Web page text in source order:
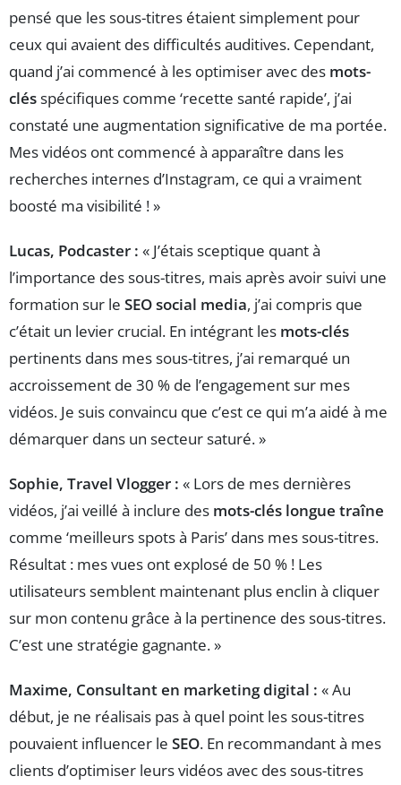
pensé que les sous-titres étaient simplement pour
ceux qui avaient des difficultés auditives. Cependant,
quand j’ai commencé à les optimiser avec des mots-
clésspécifiques comme ‘recette santé rapide’, j’ai
constaté une augmentation significative de ma portée.
Mes vidéos ont commencé à apparaître dans les
recherches internes d’Instagram, ce qui a vraiment
boosté ma visibilité ! »
Lucas, Podcaster : « J’étais sceptique quant à
l’importance des sous-titres, mais après avoir suivi une
formation sur le SEO social media, j’ai compris que
c’était un levier crucial. En intégrant les mots-clés
pertinents dans mes sous-titres, j’ai remarqué un
accroissement de 30 % de l’engagement sur mes
vidéos. Je suis convaincu que c’est ce qui m’a aidé à me
démarquer dans un secteur saturé. »
Sophie, Travel Vlogger : « Lors de mes dernières
vidéos, j’ai veillé à inclure des mots-clés longue traîne
comme ‘meilleurs spots à Paris’ dans mes sous-titres.
Résultat : mes vues ont explosé de 50 % ! Les
utilisateurs semblent maintenant plus enclin à cliquer
sur mon contenu grâce à la pertinence des sous-titres.
C’est une stratégie gagnante. »
Maxime, Consultant en marketing digital : « Au
début, je ne réalisais pas à quel point les sous-titres
pouvaient influencer le SEO. En recommandant à mes
clients d’optimiser leurs vidéos avec des sous-titres